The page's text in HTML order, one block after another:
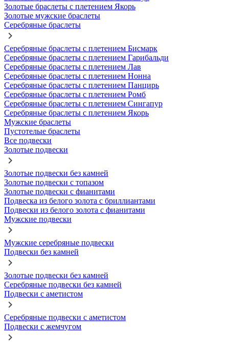
Золотые браслеты с плетением Якорь
Золотые мужские браслеты
Серебряные браслеты
Серебряные браслеты с плетением Бисмарк
Серебряные браслеты с плетением Гарибальди
Серебряные браслеты с плетением Лав
Серебряные браслеты с плетением Нонна
Серебряные браслеты с плетением Панцирь
Серебряные браслеты с плетением Ромб
Серебряные браслеты с плетением Сингапур
Серебряные браслеты с плетением Якорь
Мужские браслеты
Пустотелые браслеты
Все подвески
Золотые подвески
Золотые подвески без камней
Золотые подвески с топазом
Золотые подвески с фианитами
Подвеска из белого золота с бриллиантами
Подвески из белого золота с фианитами
Мужские подвески
Мужские серебряные подвески
Подвески без камней
Золотые подвески без камней
Серебряные подвески без камней
Подвески с аметистом
Серебряные подвески с аметистом
Подвески с жемчугом